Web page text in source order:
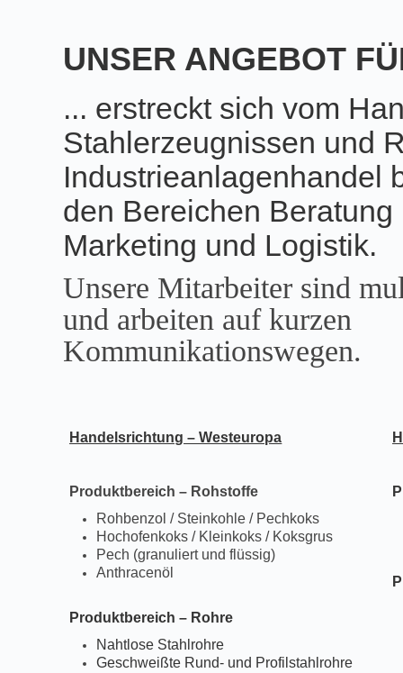
UNSER ANGEBOT
... erstreckt sich vom
Stahlerzeugnissen und
Industrieanlagenhandel
den Bereichen
Marketing und Logistik.
Unsere Mitarbeiter sind
und arbeiten auf kurzen
Kommunikationswegen.
Handelsrichtung – Westeuropa
Produktbereich – Rohstoffe
Rohbenzol / Steinkohle / Pechkoks
Hochofenkoks / Kleinkoks / Koksgrus
Pech (granuliert und flüssig)
Anthracenöl
Produktbereich – Rohre
Nahtlose Stahlrohre
Geschweißte Rund- und Profilstahlrohre